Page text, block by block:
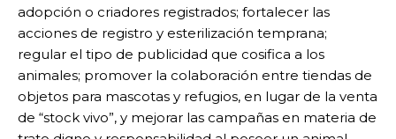
adopción o criadores registrados; fortalecer las
acciones de registro y esterilización temprana;
regular el tipo de publicidad que cosifica a los
animales; promover la colaboración entre tiendas de
objetos para mascotas y refugios, en lugar de la venta
de “stock vivo”, y mejorar las campañas en materia de